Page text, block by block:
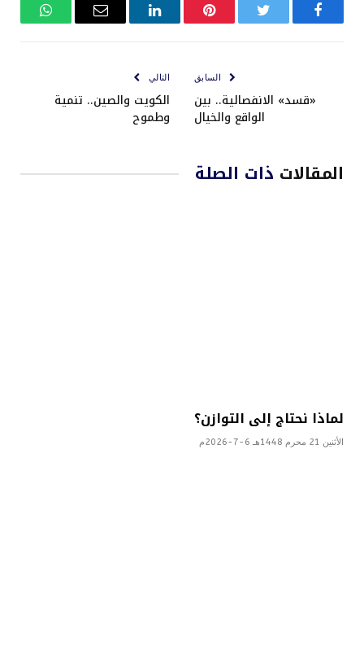
فيسبوك تويتر بينتيريستلينكدإن
البريد
واتساب
السابق
«قسد» الانفصالية.. بين
الواقع والخيال
التالي
الكويت والصين.. تنمية
وطموح
المقالات ذات الصلة
لماذا نحتاج إلى التوازن؟
الأثنين 21 محرم 1448هـ 6-7-2026م